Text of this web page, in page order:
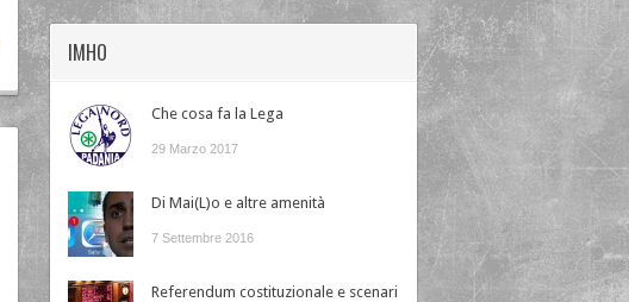
IMHO
Che cosa fa la Lega
29 Marzo 2017
Di Mai(L)o e altre amenità
7 Settembre 2016
Referendum costituzionale e scenari